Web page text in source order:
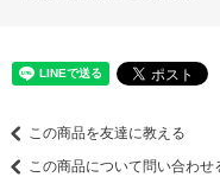
この商品を友達に教える
この商品について問い合わせ